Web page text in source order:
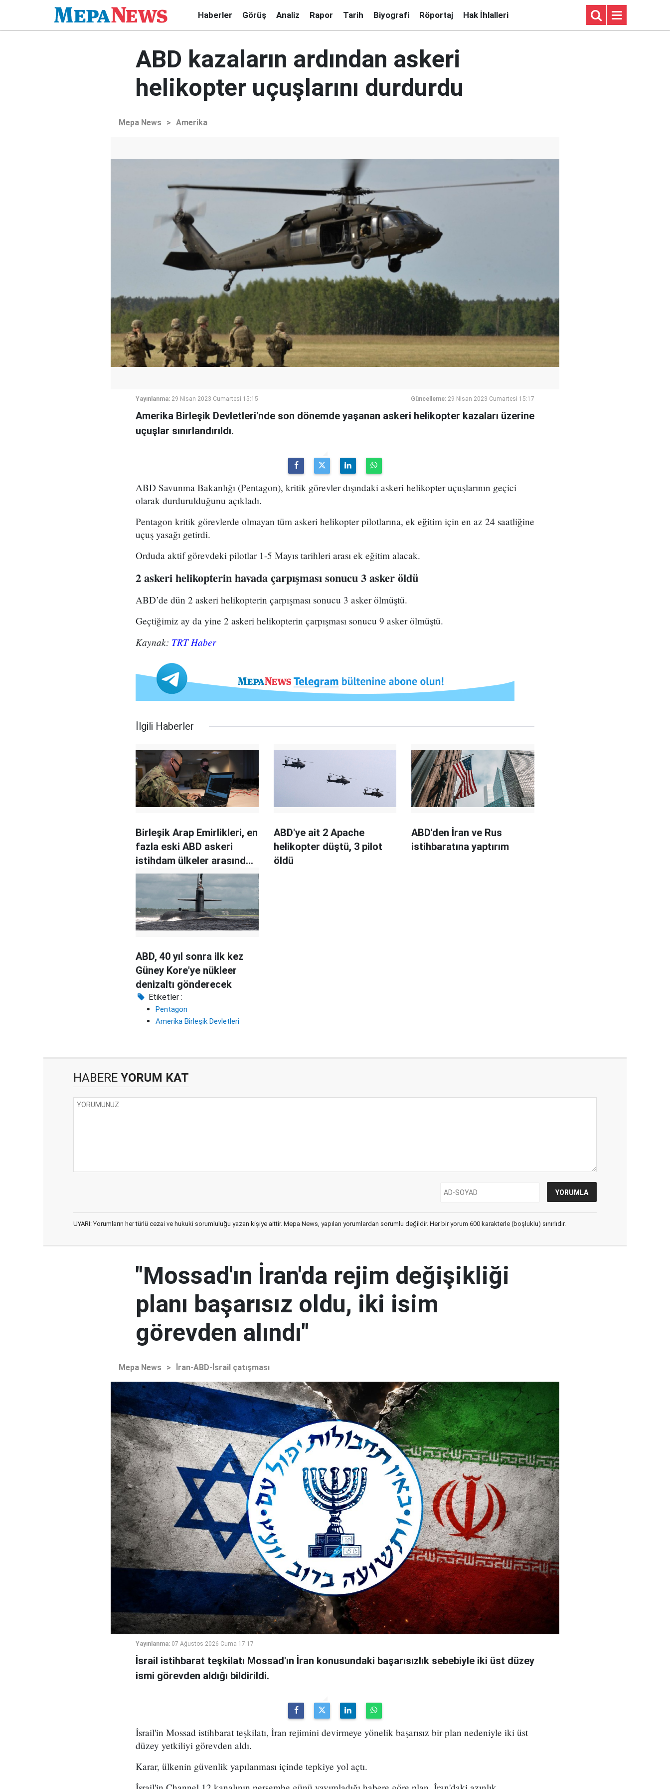
Haberler Görüş Analiz Rapor Tarih Biyografi Röportaj Hak İhlalleri
ABD kazaların ardından askeri
helikopter uçuşlarını durdurdu
Mepa News > Amerika
Yayınlanma: 29 Nisan 2023 Cumartesi 15:15 Güncelleme: 29 Nisan 2023 Cumartesi 15:17
Amerika Birleşik Devletleri'nde son dönemde yaşanan askeri helikopter kazaları üzerine
uçuşlar sınırlandırıldı.
ABD Savunma Bakanlığı (Pentagon), kritik görevler dışındaki askeri helikopter uçuşlarının geçici
olarak durdurulduğunu açıkladı.
Pentagon kritik görevlerde olmayan tüm askeri helikopter pilotlarına, ek eğitim için en az 24 saatliğine
uçuş yasağı getirdi.
Orduda aktif görevdeki pilotlar 1-5 Mayıs tarihleri arası ek eğitim alacak.
2 askeri helikopterin havada çarpışması sonucu 3 asker öldü
ABD’de dün 2 askeri helikopterin çarpışması sonucu 3 asker ölmüştü.
Geçtiğimiz ay da yine 2 askeri helikopterin çarpışması sonucu 9 asker ölmüştü.
Kaynak: TRT Haber
İlgili Haberler
Birleşik Arap Emirlikleri, en
fazla eski ABD askeri
istihdam ülkeler arasında
birinci
ABD'ye ait 2 Apache
helikopter düştü, 3 pilot
öldü
ABD'den İran ve Rus
istihbaratına yaptırım
ABD, 40 yıl sonra ilk kez
Güney Kore'ye nükleer
denizaltı gönderecek
Etiketler :
Pentagon
Amerika Birleşik Devletleri
HABERE YORUM KAT
UYARI: Yorumların her türlü cezai ve hukuki sorumluluğu yazan kişiye aittir. Mepa News, yapılan yorumlardan sorumlu değildir. Her bir yorum 600 karakterle (boşluklu) sınırlıdır.
"Mossad'ın İran'da rejim değişikliği
planı başarısız oldu, iki isim
görevden alındı"
Mepa News > İran-ABD-İsrail çatışması
Yayınlanma: 07 Ağustos 2026 Cuma 17:17
İsrail istihbarat teşkilatı Mossad'ın İran konusundaki başarısızlık sebebiyle iki üst düzey
ismi görevden aldığı bildirildi.
İsrail'in Mossad istihbarat teşkilatı, İran rejimini devirmeye yönelik başarısız bir plan nedeniyle iki üst
düzey yetkiliyi görevden aldı.
Karar, ülkenin güvenlik yapılanması içinde tepkiye yol açtı.